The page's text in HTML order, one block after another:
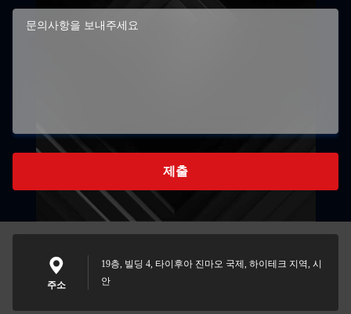
제출
주소
19층, 빌딩 4, 타이후아 진마오 국제, 하이테크 지역, 시
안